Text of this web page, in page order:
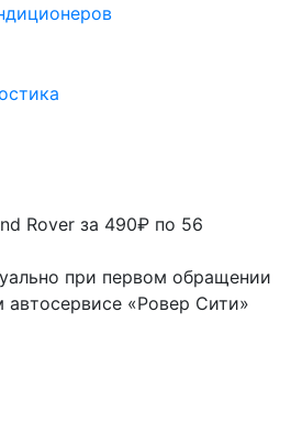
Rover за 490₽ по 56
при первом обращении
«Ровер Сити»